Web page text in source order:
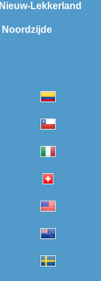
Nieuw-Lekkerland
Noordzijde